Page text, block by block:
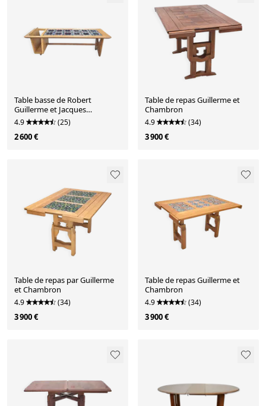
Table basse de Robert
Guillerme et Jacques
Chambron, Votre Maison
4.9 (25)
2 600 €
Table de repas Guillerme et
Chambron
4.9 (34)
3 900 €
Table de repas par Guillerme
et Chambron
4.9 (34)
3 900 €
Table de repas Guillerme et
Chambron
4.9 (34)
3 900 €